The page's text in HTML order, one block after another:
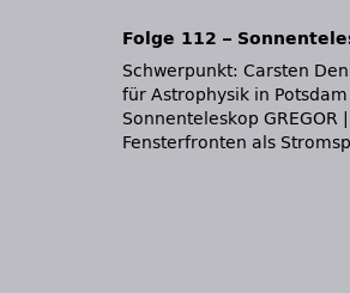
Folge 112 –
Schwerpunkt: Carsten
für Astrophysik in
Sonnenteleskop GREGOR
Fensterfronten als
verändern in der Luft
magnetische Tornados die